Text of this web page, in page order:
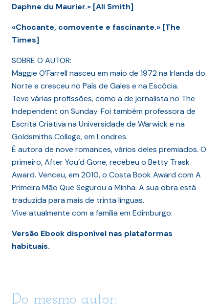
Daphne du Maurier.» [Ali Smith]
«Chocante, comovente e fascinante.» [The
Times]
SOBRE O AUTOR:
Maggie O’Farrell nasceu em maio de 1972 na Irlanda do
Norte e cresceu no País de Gales e na Escócia.
Teve várias profissões, como a de jornalista no The
Independent on Sunday. Foi também professora de
Escrita Criativa na Universidade de Warwick e na
Goldsmiths College, em Londres.
É autora de nove romances, vários deles premiados. O
primeiro, After You’d Gone, recebeu o Betty Trask
Award. Venceu, em 2010, o Costa Book Award com A
Primeira Mão Que Segurou a Minha. A sua obra está
traduzida para mais de trinta línguas.
Vive atualmente com a família em Edimburgo.
Versão Ebook disponível nas plataformas
habituais.
Do mesmo autor: